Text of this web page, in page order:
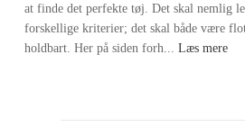
at finde det perfekte tøj. Det skal nemlig
forskellige kriterier; det skal både være
holdbart. Her på siden forh... Læs mere